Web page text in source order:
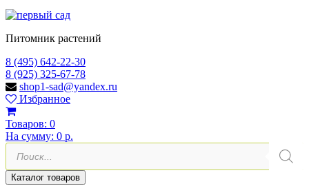
Питомник растений
8 (495) 642-22-30
8 (925) 325-67-78
shop1-sad@yandex.ru
Избранное
Товаров: 0
На сумму: 0 р.
Поиск
товаров
Каталог товаров